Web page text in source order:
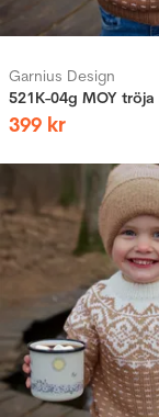
Garnius Design
521K-04g MOY tröja
399 kr